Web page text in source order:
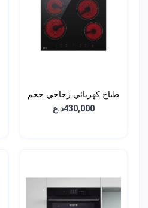
طباخ كهربائي زجاجي حجم
60 سم - بلت ان -
430,000د.ع